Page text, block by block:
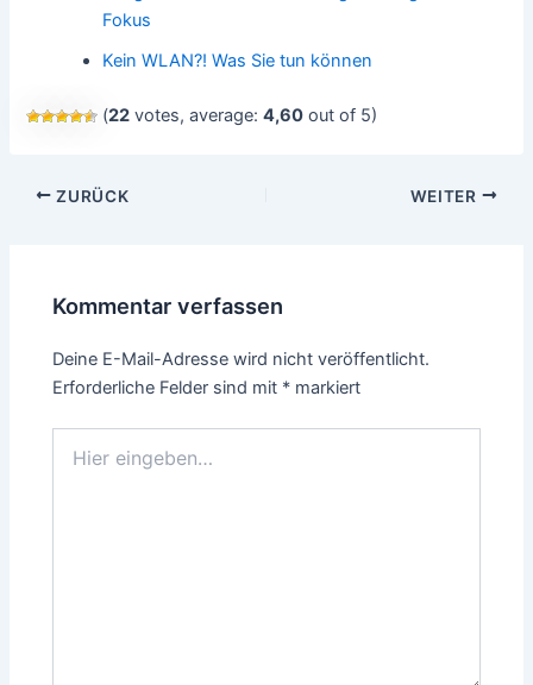
Fokus
Kein WLAN?! Was Sie tun können
(22 votes, average:4,60 out of 5)
Beitragsnavigation
ZURÜCK WEITER
Kommentar verfassen
Deine E-Mail-Adresse wird nicht veröffentlicht.
Erforderliche Felder sind mit * markiert
eingeben…